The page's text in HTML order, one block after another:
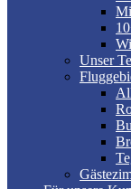
Unser